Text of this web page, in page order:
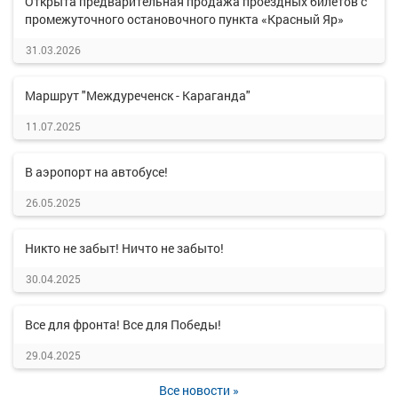
промежуточного остановочного пункта «Красный Яр»
31.03.2026
Маршрут "Междуреченск - Караганда"
11.07.2025
В аэропорт на автобусе!
26.05.2025
Никто не забыт! Ничто не забыто!
30.04.2025
Все для фронта! Все для Победы!
29.04.2025
Все новости »